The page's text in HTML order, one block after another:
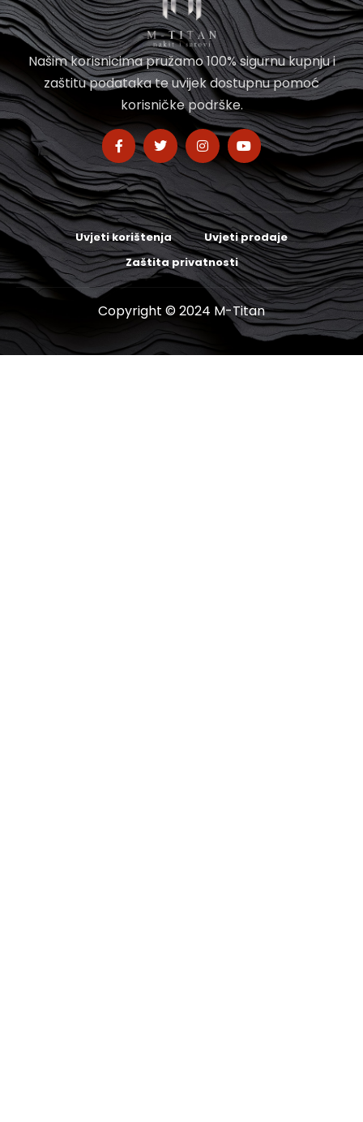
Našim korisnicima pružamo 100% sigurnu kupnju i
zaštitu podataka te uvijek dostupnu pomoć
korisničke podrške.
Uvjeti korištenja
Uvjeti prodaje
Zaštita privatnosti
Copyright © 2024 M-Titan